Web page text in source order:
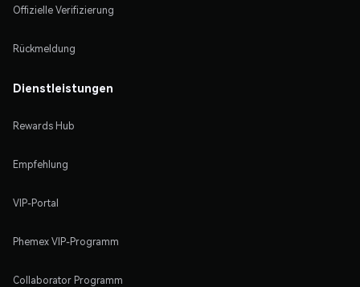
Offizielle Verifizierung
Rückmeldung
Dienstleistungen
Rewards Hub
Empfehlung
VIP-Portal
Phemex VIP-Programm
Collaborator Programm